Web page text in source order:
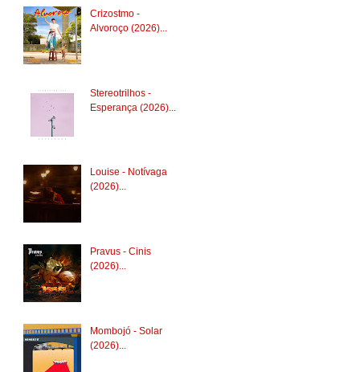
Crizostmo -
Alvoroço (2026)...
Stereotrilhos -
Esperança (2026)...
Louise - Notívaga
(2026)...
Pravus - Cinis
(2026)...
Mombojó - Solar
(2026)...